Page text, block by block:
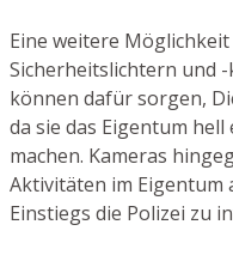
Eine weitere
Sicherheitslichtern und
können dafür sorgen,
da sie das Eigentum
machen. Kameras
Aktivitäten im Eigentum
Einstiegs die Polizei zu